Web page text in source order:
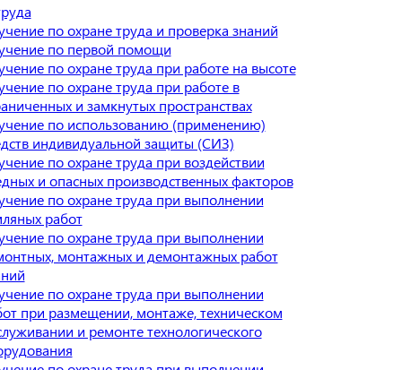
по охране труда и проверка знаний
по первой помощи
по охране труда при работе на высоте
по охране труда при работе в
и замкнутых пространствах
по использованию (применению)
индивидуальной защиты (СИЗ)
по охране труда при воздействии
и опасных производственных факторов
по охране труда при выполнении
работ
по охране труда при выполнении
монтажных и демонтажных работ
по охране труда при выполнении
при размещении, монтаже, техническом
и ремонте технологического